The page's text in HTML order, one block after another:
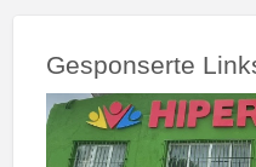
Gesponserte